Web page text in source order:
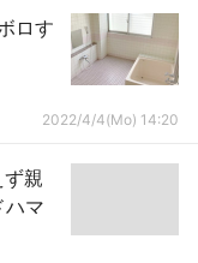
ロす
2022/4/4(Mo) 14:20
ず親
ハマ